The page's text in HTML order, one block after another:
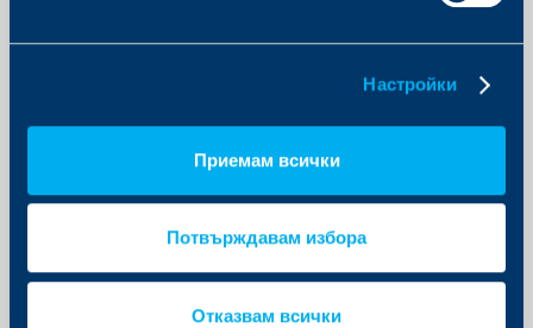
Настройки
Приемам всички
Потвърждавам избора
Отказвам всички
мотиватор, но като стратегия не струва.
Затова ние от ДЗИ предлагаме да заменим
думата ЗА-СТРАХ-ОВКА с новия термин ЗА-
покана към всички компании в бранша да се
присъединят към тази инициатива.
От своя страна искам да заявя, че ДЗИ ще
започне да употребява думата ЗАСИГУРОВКА
във всички свои бъдещи комуникации,
— навсякъде, където не сме ограничени от
настоящия закон и подзаконовите нормативни